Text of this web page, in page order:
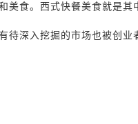
美食。西式快餐美食就是
待深入挖掘的市场也被创业